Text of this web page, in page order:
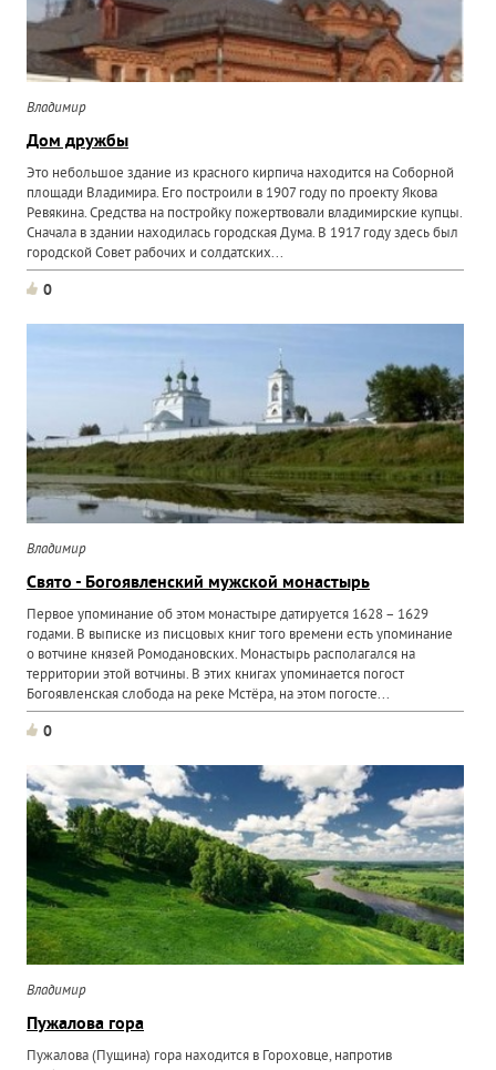
Владимир
Дом дружбы
Это небольшое здание из красного кирпича находится на Соборной
площади Владимира. Его построили в 1907 году по проекту Якова
Ревякина. Средства на постройку пожертвовали владимирские купцы.
Сначала в здании находилась городская Дума. В 1917 году здесь был
городской Совет рабочих и солдатских...
0
Владимир
Свято - Богоявленский мужской монастырь
Первое упоминание об этом монастыре датируется 1628 – 1629
годами. В выписке из писцовых книг того времени есть упоминание
о вотчине князей Ромодановских. Монастырь располагался на
территории этой вотчины. В этих книгах упоминается погост
Богоявленская слобода на реке Мстёра, на этом погосте...
0
Владимир
Пужалова гора
Пужалова (Пущина) гора находится в Гороховце, напротив